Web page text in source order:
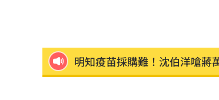
明知疫苗採購難！沈伯洋嗆蔣